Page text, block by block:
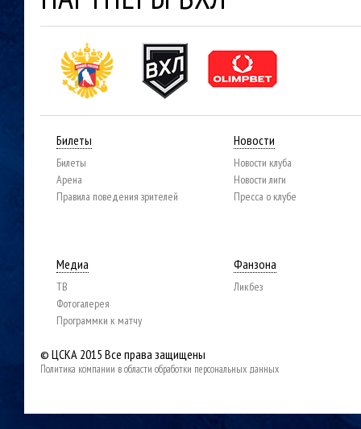
Билеты
Билеты
Арена
Правила поведения зрителей
Новости
Новости клуба
Новости лиги
Пресса о клубе
Медиа
ТВ
Фотогалерея
Программки к матчу
Фанзона
Ликбез
© ЦСКА 2015 Все права защищены
Политика компании в области обработки персональных данных